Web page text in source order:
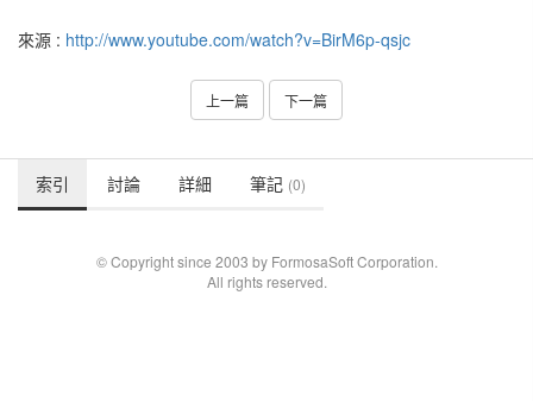
來源 : http://www.youtube.com/watch?v=BirM6p-qsjc
上一篇 下一篇
索引 討論 詳細 筆記 (0)
© Copyright since 2003 by FormosaSoft Corporation.
All rights reserved.